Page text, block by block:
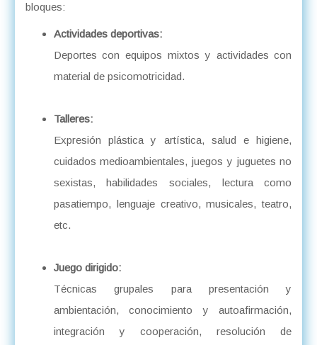
bloques:
Actividades deportivas:
Deportes con equipos mixtos y actividades con
material de psicomotricidad.
Talleres:
Expresión plástica y artística, salud e higiene,
cuidados medioambientales, juegos y juguetes no
sexistas, habilidades sociales, lectura como
pasatiempo, lenguaje creativo, musicales, teatro,
etc.
Juego dirigido:
Técnicas grupales para presentación y
ambientación, conocimiento y autoafirmación,
integración y cooperación, resolución de